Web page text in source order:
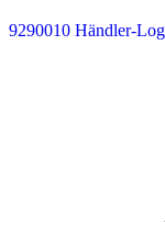
9290010 Händler-